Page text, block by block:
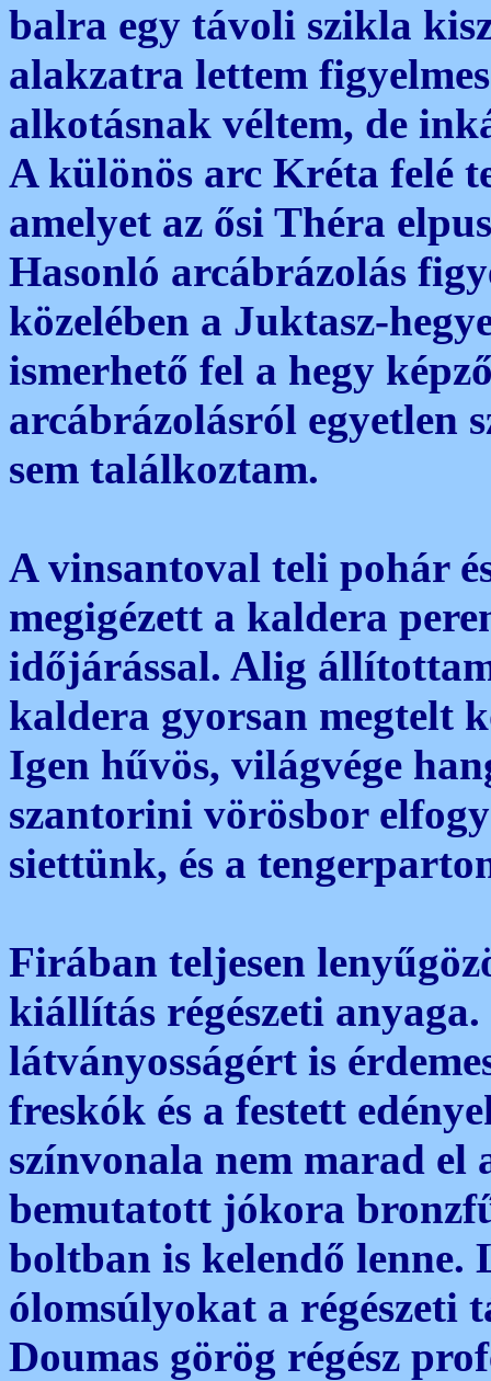
balra egy távoli szikla
alakzatra lettem
alkotásnak véltem, de
A különös arc Kréta felé
amelyet az ősi Théra
Hasonló arcábrázolás
közelében a Juktasz-
ismerhető fel a hegy
arcábrázolásról egyetlen
sem találkoztam.
A vinsantoval teli pohár
megigézett a kaldera
időjárással. Alig
kaldera gyorsan megtelt
Igen hűvös, világvége
szantorini vörösbor
siettünk, és a
Firában teljesen
kiállítás régészeti
látványosságért is
freskók és a festett
színvonala nem marad
bemutatott jókora
boltban is kelendő lenne.
ólomsúlyokat a régészeti
Doumas görög régész